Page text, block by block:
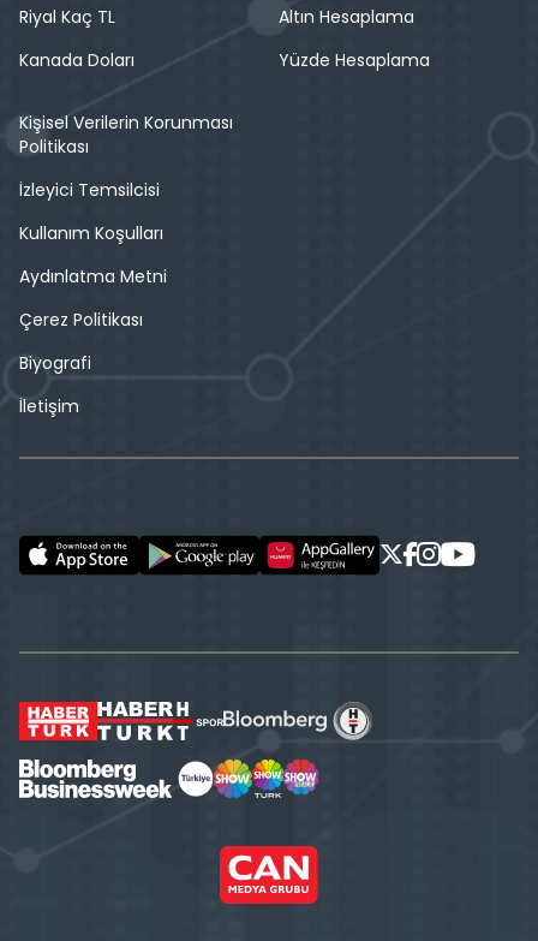
Riyal Kaç TL
Kanada Doları
Altın Hesaplama
Yüzde Hesaplama
Kişisel Verilerin Korunması
Politikası
İzleyici Temsilcisi
Kullanım Koşulları
Aydınlatma Metni
Çerez Politikası
Biyografi
İletişim